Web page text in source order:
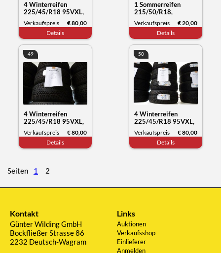
4 Winterreifen
225/45/R18 95VXL,
Nokian Tyres WR
snowproof, Datum
Verkaufspreis
€ 80,00
Details
1 Sommerreifen
215/50/R18,
Bridgestone Turanza,
Datum 44/20
Verkaufspreis
€ 20,00
Details
49
4 Winterreifen
225/45/R18 95VXL,
Nokian Tyres WR
snowproof, Datum
Verkaufspreis
€ 80,00
Details
50
4 Winterreifen
225/45/R18 95VXL,
Nokian Tyres WR
snowproof, Datum
Verkaufspreis
€ 80,00
Details
Seiten 1 2
Kontakt
Günter Wilding GmbH
Bockfließer Strasse 86
2232 Deutsch-Wagram
Links
Auktionen
Verkaufsshop
Einlieferer
Anmelden